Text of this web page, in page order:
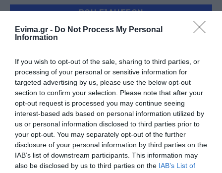
Evima.gr - Do Not Process My Personal
Information
If you wish to opt-out of the sale, sharing to third parties, or
processing of your personal or sensitive information for
targeted advertising by us, please use the below opt-out
section to confirm your selection. Please note that after your
opt-out request is processed you may continue seeing
interest-based ads based on personal information utilized by
us or personal information disclosed to third parties prior to
your opt-out. You may separately opt-out of the further
disclosure of your personal information by third parties on the
IAB’s list of downstream participants. This information may
also be disclosed by us to third parties on the IAB’s List of
ΡΟΗ ΕΙΔΗΣΕΩΝ
Εύβοια: Η μαύρη επέτειος της
καταστροφικής πυρκαγιάς – Το
08.08.2026 | 20:00
Εύβοια: Πότε θα γίνει ο
καθιερωμένος έρανος για το
«Στιφάδο της Παναγίας»
08.08.2026 | 19:40
Ο Αλέξης Τσίπρας παρουσιάζει το
οικονομικό πρόγραμμα της ΕΛ.Α.Σ.
στη Θεσσαλονίκη
08.08.2026 | 19:20